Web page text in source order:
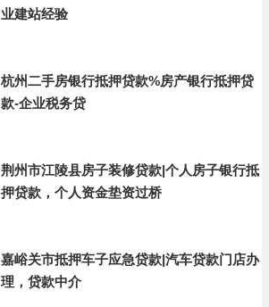
业建站经验
杭州二手房银行抵押贷款%房产银行抵押贷
款-企业税务贷
荆州市江陵县房子装修贷款|个人房子银行抵
押贷款，个人资金垫资过桥
嘉峪关市抵押车子应急贷款|汽车贷款门店办
理，贷款中介